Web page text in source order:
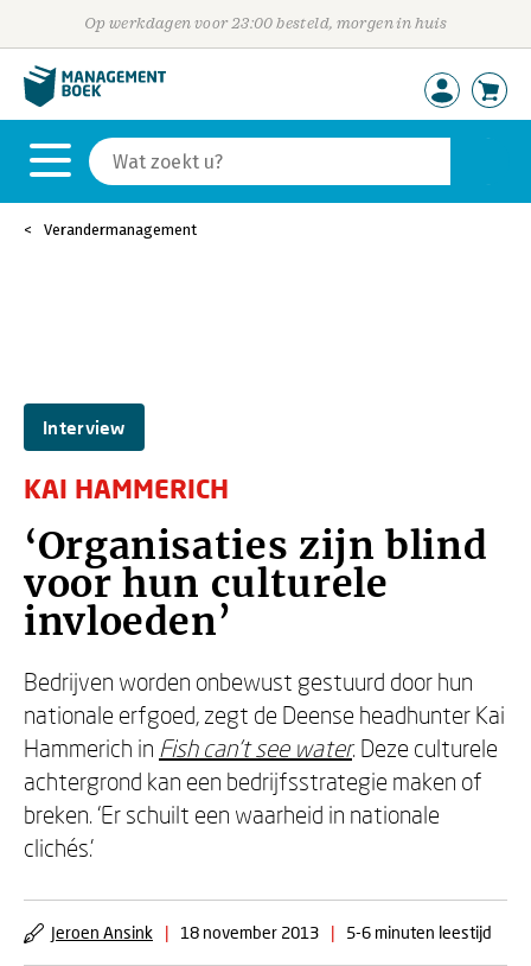
Op werkdagen voor 23:00 besteld, morgen in huis
Verandermanagement
Interview
KAI HAMMERICH
‘Organisaties zijn blind
voor hun culturele
invloeden’
Bedrijven worden onbewust gestuurd door hun
nationale erfgoed, zegt de Deense headhunter Kai
Hammerich in Fish can’t see water. Deze culturele
achtergrond kan een bedrijfsstrategie maken of
breken. ‘Er schuilt een waarheid in nationale
clichés.’
Jeroen Ansink | 18 november 2013 | 5-6 minuten leestijd